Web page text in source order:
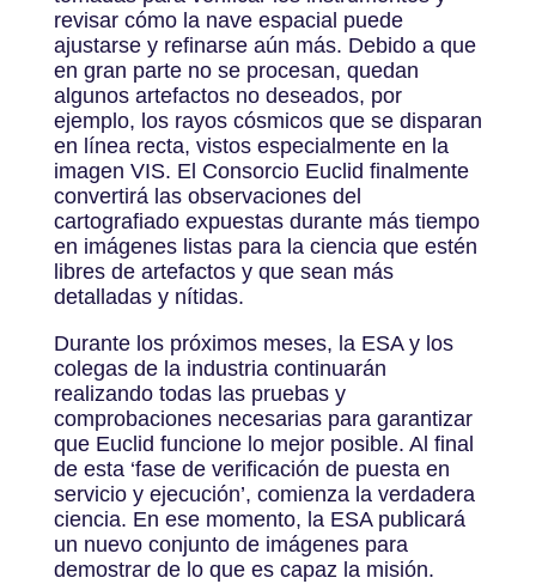
revisar cómo la nave espacial puede
ajustarse y refinarse aún más. Debido a que
en gran parte no se procesan, quedan
algunos artefactos no deseados, por
ejemplo, los rayos cósmicos que se disparan
en línea recta, vistos especialmente en la
imagen VIS. El Consorcio Euclid finalmente
convertirá las observaciones del
cartografiado expuestas durante más tiempo
en imágenes listas para la ciencia que estén
libres de artefactos y que sean más
detalladas y nítidas.
Durante los próximos meses, la ESA y los
colegas de la industria continuarán
realizando todas las pruebas y
comprobaciones necesarias para garantizar
que Euclid funcione lo mejor posible. Al final
de esta ‘fase de verificación de puesta en
servicio y ejecución’, comienza la verdadera
ciencia. En ese momento, la ESA publicará
un nuevo conjunto de imágenes para
demostrar de lo que es capaz la misión.